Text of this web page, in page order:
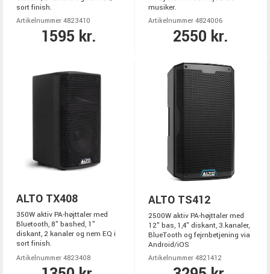
sort finish.
Artikelnummer 4823410
1595 kr.
musiker.
Artikelnummer 4824006
2550 kr.
ALTO TX408
350W aktiv PA-højttaler med
Bluetooth, 8" bashed, 1"
diskant, 2 kanaler og nem EQ i
sort finish.
Artikelnummer 4823408
ALTO TS412
2500W aktiv PA-højttaler med
12" bas, 1,4" diskant, 3.kanaler,
BlueTooth og fejrnbetjening via
Android/iOS
Artikelnummer 4821412